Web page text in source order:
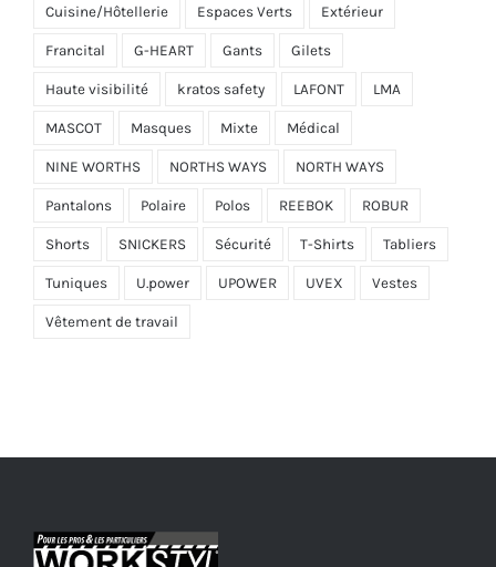
Cuisine/Hôtellerie Espaces Verts Extérieur
Francital G-HEART Gants Gilets
Haute visibilité kratos safety LAFONT LMA
MASCOT Masques Mixte Médical
NINE WORTHS NORTHS WAYS NORTH WAYS
Pantalons Polaire Polos REEBOK ROBUR
Shorts SNICKERS Sécurité T-Shirts Tabliers
Tuniques U.power UPOWER UVEX Vestes
Vêtement de travail